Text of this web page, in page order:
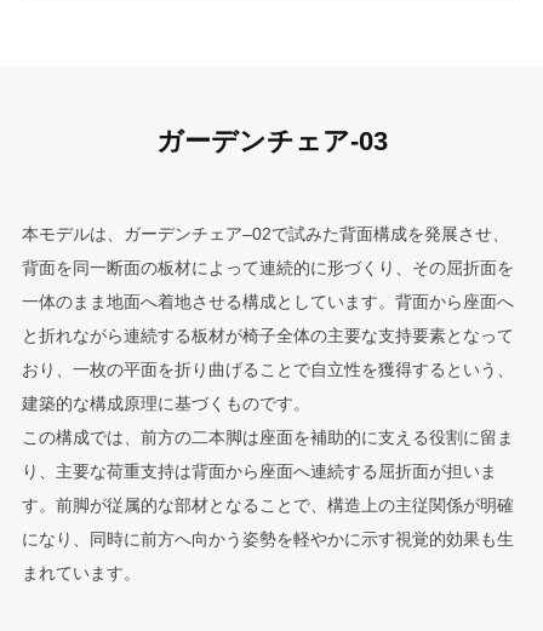
ガーデンチェア-03
本モデルは、ガーデンチェア–02で試みた背面構成を発展させ、
背面を同一断面の板材によって連続的に形づくり、その屈折面を
一体のまま地面へ着地させる構成としています。背面から座面へ
と折れながら連続する板材が椅子全体の主要な支持要素となって
おり、一枚の平面を折り曲げることで自立性を獲得するという、
建築的な構成原理に基づくものです。
この構成では、前方の二本脚は座面を補助的に支える役割に留ま
り、主要な荷重支持は背面から座面へ連続する屈折面が担いま
す。前脚が従属的な部材となることで、構造上の主従関係が明確
になり、同時に前方へ向かう姿勢を軽やかに示す視覚的効果も生
まれています。